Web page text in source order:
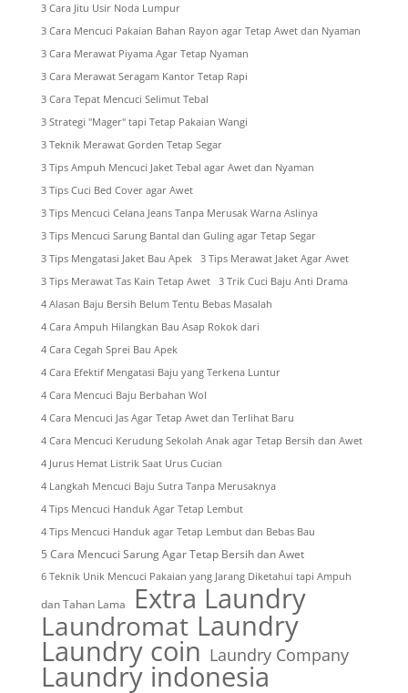
3 Cara Jitu Usir Noda Lumpur
3 Cara Mencuci Pakaian Bahan Rayon agar Tetap Awet dan Nyaman
3 Cara Merawat Piyama Agar Tetap Nyaman
3 Cara Merawat Seragam Kantor Tetap Rapi
3 Cara Tepat Mencuci Selimut Tebal
3 Strategi "Mager" tapi Tetap Pakaian Wangi
3 Teknik Merawat Gorden Tetap Segar
3 Tips Ampuh Mencuci Jaket Tebal agar Awet dan Nyaman
3 Tips Cuci Bed Cover agar Awet
3 Tips Mencuci Celana Jeans Tanpa Merusak Warna Aslinya
3 Tips Mencuci Sarung Bantal dan Guling agar Tetap Segar
3 Tips Mengatasi Jaket Bau Apek
3 Tips Merawat Jaket Agar Awet
3 Tips Merawat Tas Kain Tetap Awet
3 Trik Cuci Baju Anti Drama
4 Alasan Baju Bersih Belum Tentu Bebas Masalah
4 Cara Ampuh Hilangkan Bau Asap Rokok dari
4 Cara Cegah Sprei Bau Apek
4 Cara Efektif Mengatasi Baju yang Terkena Luntur
4 Cara Mencuci Baju Berbahan Wol
4 Cara Mencuci Jas Agar Tetap Awet dan Terlihat Baru
4 Cara Mencuci Kerudung Sekolah Anak agar Tetap Bersih dan Awet
4 Jurus Hemat Listrik Saat Urus Cucian
4 Langkah Mencuci Baju Sutra Tanpa Merusaknya
4 Tips Mencuci Handuk Agar Tetap Lembut
4 Tips Mencuci Handuk agar Tetap Lembut dan Bebas Bau
5 Cara Mencuci Sarung Agar Tetap Bersih dan Awet
6 Teknik Unik Mencuci Pakaian yang Jarang Diketahui tapi Ampuh
dan Tahan Lama Extra Laundry
Laundromat Laundry
Laundry coin Laundry Company
Laundry indonesia